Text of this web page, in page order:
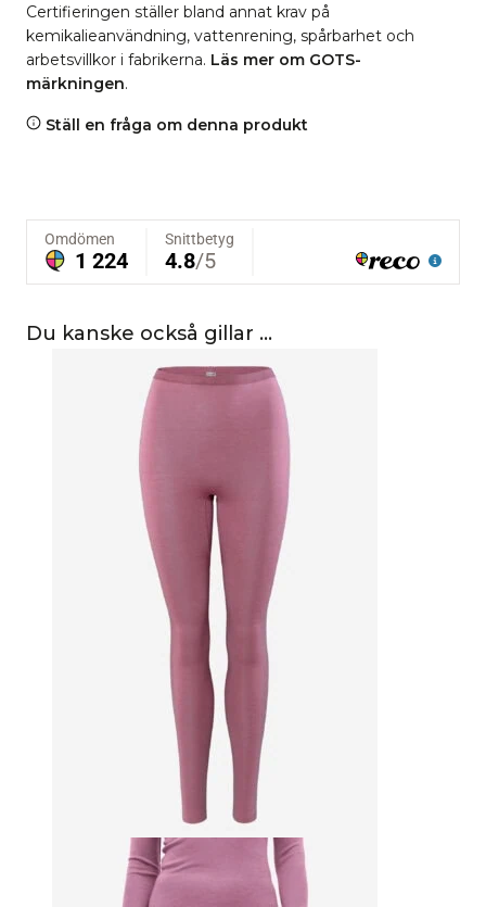
Certifieringen ställer bland annat krav på
kemikalieanvändning, vattenrening, spårbarhet och
arbetsvillkor i fabrikerna. Läs mer om GOTS-
märkningen.
Ställ en fråga om denna produkt
Du kanske också gillar …